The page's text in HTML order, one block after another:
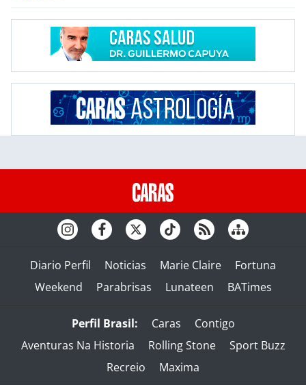
Diario Perfil Noticias Marie Claire
Fortuna
Weekend
Parabrisas Lunateen BATimes
Perfil Brasil: Caras
Contigo
Aventuras Na Historia
Rolling Stone
Sport Buzz
Recreio
Maxima